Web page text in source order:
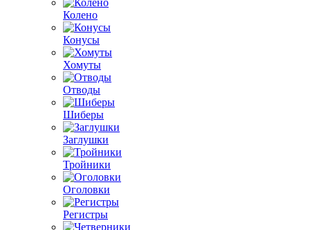
Колено
Конусы
Хомуты
Отводы
Шиберы
Заглушки
Тройники
Оголовки
Регистры